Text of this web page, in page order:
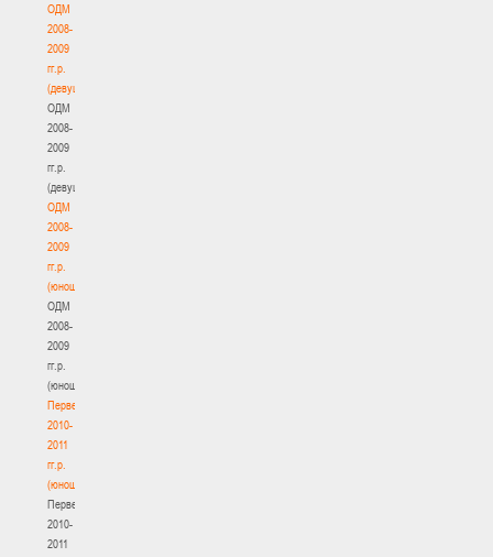
ОДМ
2008-
2009
гг.р.
(девушки)
ОДМ
2008-
2009
гг.р.
(девушки)
ОДМ
2008-
2009
гг.р.
(юноши)
ОДМ
2008-
2009
гг.р.
(юноши)
Первенство
2010-
2011
гг.р.
(юноши)
Первенство
2010-
2011